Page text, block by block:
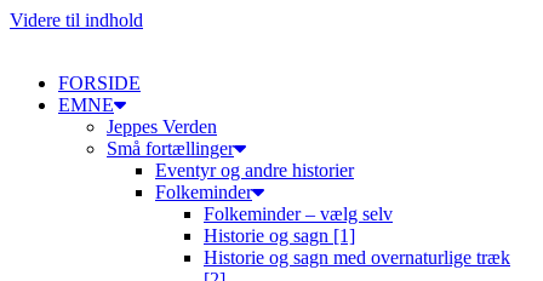
Videre til indhold
FORSIDE
EMNE
Jeppes Verden
Små fortællinger
Eventyr og andre historier
Folkeminder
Folkeminder – vælg selv
Historie og sagn [1]
Historie og sagn med overnaturlige træk